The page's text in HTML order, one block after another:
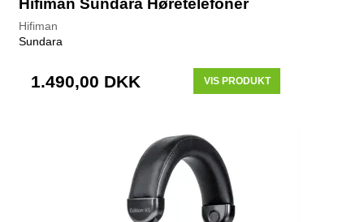
Hifiman Sundara Høretelefoner
Hifiman
Sundara
1.490,00 DKK VIS PRODUKT